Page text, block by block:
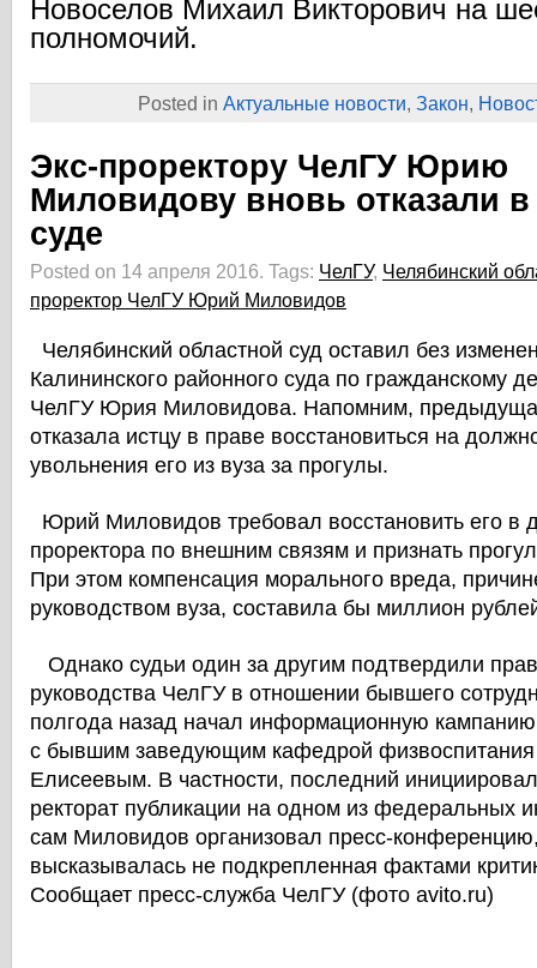
Новоселов Михаил Викторович на
полномочий.
Posted in Актуальные новости, Закон,
Экс-проректору ЧелГУ Юрию
Миловидову вновь отказали в
суде
Posted on 14 апреля 2016. Tags: ЧелГУ, Челябинский
проректор ЧелГУ Юрий Миловидов
Челябинский областной суд оставил без
Калининского районного суда по гражданскому
ЧелГУ Юрия Миловидова. Напомним,
отказала истцу в праве восстановиться на
увольнения его из вуза за прогулы.
Юрий Миловидов требовал восстановить его в
проректора по внешним связям и признать
При этом компенсация морального вреда,
руководством вуза, составила бы миллион
Однако судьи один за другим подтвердили
руководства ЧелГУ в отношении бывшего
полгода назад начал информационную кампанию
с бывшим заведующим кафедрой физвоспитания
Елисеевым. В частности, последний
ректорат публикации на одном из федеральных
сам Миловидов организовал пресс-
высказывалась не подкрепленная фактами
Сообщает пресс-служба ЧелГУ (фото avito.ru)